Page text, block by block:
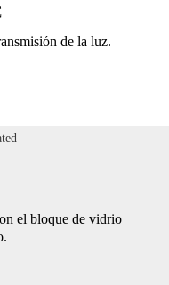
de la luz.
el bloque de vidrio